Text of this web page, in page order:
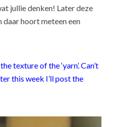
jullie denken! Later deze
daar hoort meteen een
texture of the ‘yarn’. Can’t
this week I’ll post the